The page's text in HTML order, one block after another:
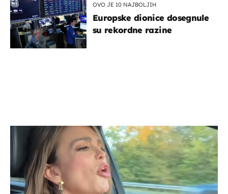
OVO JE 10 NAJBOLJIH
Europske dionice dosegnule
su rekordne razine